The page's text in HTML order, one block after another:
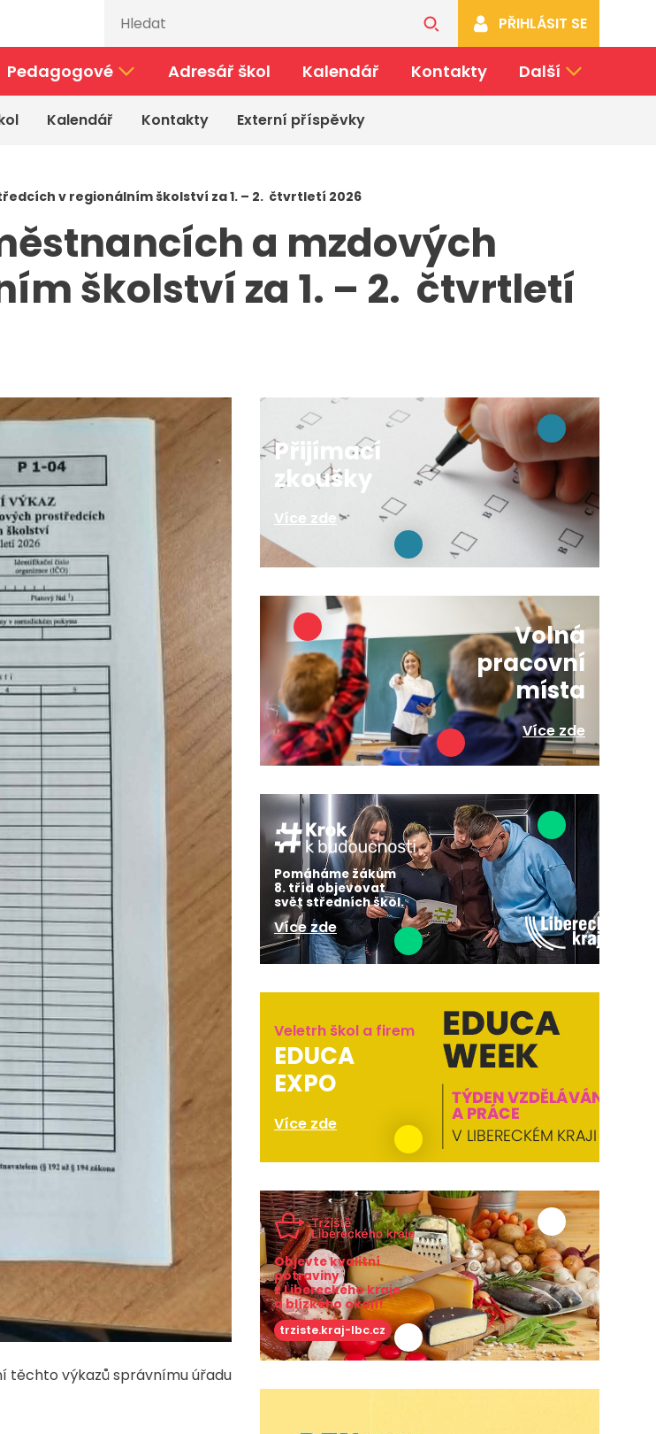
PŘIHLÁSIT SE
Pedagogové Adresář škol Kalendář Kontakty Další
Kalendář Kontakty Externí příspěvky
v regionálním školství za 1. – 2. čtvrtletí 2026
a mzdových
školství za 1. – 2. čtvrtletí
těchto výkazů správnímu úřadu
Přijímací
zkoušky
Více zde
Volná
pracovní
místa
Více zde
Pomáháme žákům
8. tříd objevovat
svět středních škol.
Více zde
Veletrh škol a firem
EDUCA
EXPO
Více zde
Objevte kvalitní
potraviny
z Libereckého kraje
a blízkého okolí!
trziste.kraj-lbc.cz